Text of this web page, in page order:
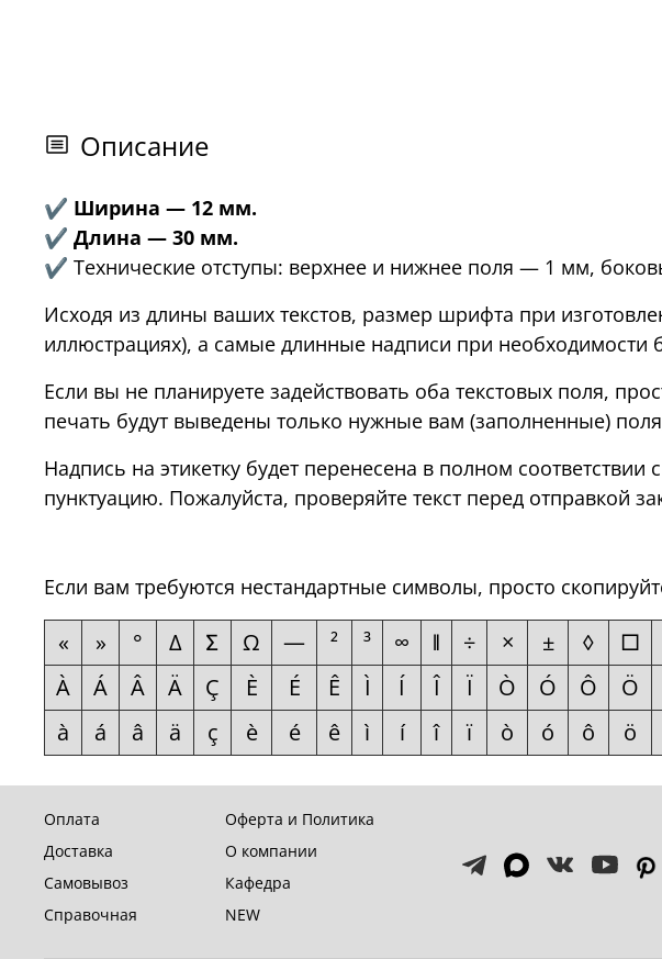
Описание
✔ Ширина — 12 мм.
✔ Длина — 30 мм.
✔ Технические отступы: верхнее и нижнее поля — 1 мм,
Исходя из длины ваших текстов, размер шрифта при
иллюстрациях), а самые длинные надписи при необходимости
Если вы не планируете задействовать оба текстовых поля,
печать будут выведены только нужные вам (заполненные)
Надпись на этикетку будет перенесена в полном
пунктуацию. Пожалуйста, проверяйте текст перед отправкой
Если вам требуются нестандартные символы, просто
« » ° Δ Ʃ Ω — ² ³ ∞ ǁ ÷ × ± ◊ □
À
Á Â Ä Ç È É Ê Ì Í Î Ï Ò Ó Ô Ö
à
á â ä ç è é ê ì í î ï ò ó ô ö
Оплата
Доставка
Самовывоз
Справочная
Оферта и Политика
О компании
Кафедра
NEW